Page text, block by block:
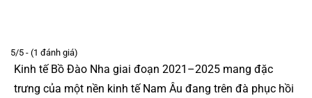
5/5 - (1 đánh giá)
Kinh tế Bồ Đào Nha giai đoạn 2021–2025 mang đặc
trưng của một nền kinh tế Nam Âu đang trên đà phục hồi